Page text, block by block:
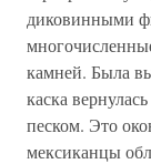
диковинными
камней. Была
каска
песком. Это
мексиканцы